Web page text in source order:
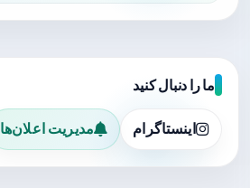
ما را دنبال کنید
اینستاگرام مدیریت اعلان‌ها